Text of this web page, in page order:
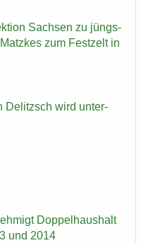
Sach­sen zu jüngs­
zum Fest­zelt in
De­litzsch wird un­ter­
Dop­pel­haus­halt
und 2014